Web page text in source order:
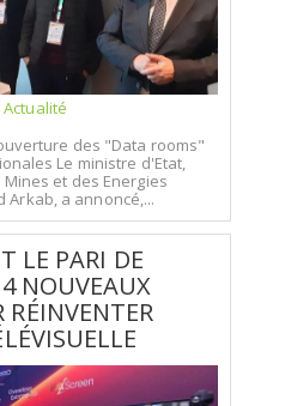
Actualité
des "Data rooms"
Le ministre d'Etat,
et des Energies
a annoncé,...
LE PARI DE
NOUVEAUX
RÉINVENTER